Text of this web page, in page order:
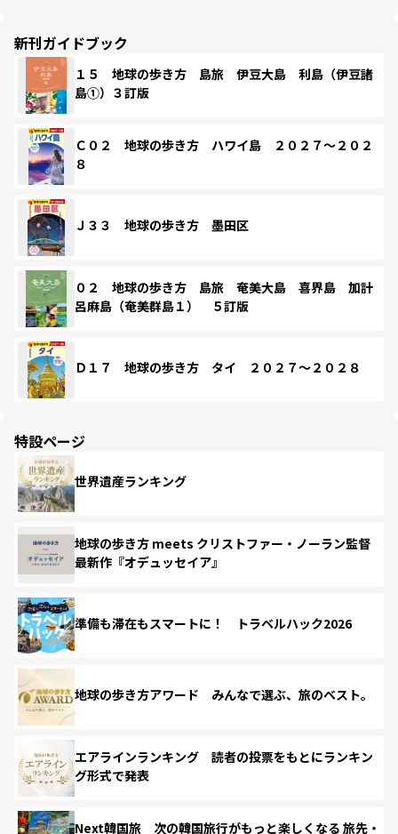
新刊ガイドブック
１５ 地球の歩き方 島旅 伊豆大島 利島（伊豆諸
島①）３訂版
Ｃ０２ 地球の歩き方 ハワイ島 ２０２７～２０２
８
Ｊ３３ 地球の歩き方 墨田区
０２ 地球の歩き方 島旅 奄美大島 喜界島 加計
呂麻島（奄美群島１） ５訂版
Ｄ１７ 地球の歩き方 タイ ２０２７～２０２８
特設ページ
世界遺産ランキング
地球の歩き方 meets クリストファー・ノーラン監督
最新作『オデュッセイア』
準備も滞在もスマートに！ トラベルハック2026
地球の歩き方アワード みんなで選ぶ、旅のベスト。
エアラインランキング 読者の投票をもとにランキン
グ形式で発表
Next韓国旅 次の韓国旅行がもっと楽しくなる 旅先・